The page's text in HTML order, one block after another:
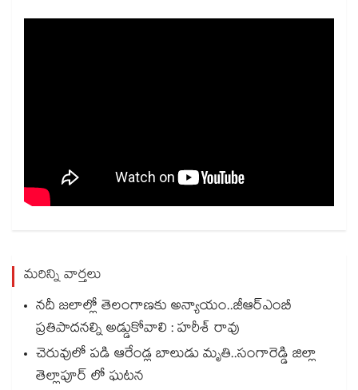
మరిన్ని వార్తలు
నదీ జలాల్లో తెలంగాణకు అన్యాయం..జీఆర్ఎంబీ
ప్రతిపాదనల్ని అడ్డుకోవాలి : హరీశ్ రావు
చెరువులో పడి ఆరేండ్ల బాలుడు మృతి..సంగారెడ్డి జిల్లా
తెల్లాపూర్ లో ఘటన